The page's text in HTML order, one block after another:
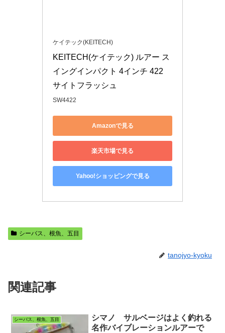
ケイテック(KEITECH)
KEITECH(ケイテック) ルアー ス
イングインパクト 4インチ 422
サイトフラッシュ
SW4422
Amazonで見る
楽天市場で見る
Yahoo!ショッピングで見る
シーバス、根魚、五目
tanojyo-kyoku
関連記事
シーバス、根魚、五目
シマノ サルベージはよく釣れる
名作バイブレーションルアーで